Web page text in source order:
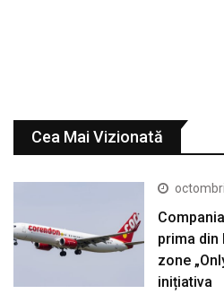
Cea Mai Vizionată
prima din
zone
inițiativa